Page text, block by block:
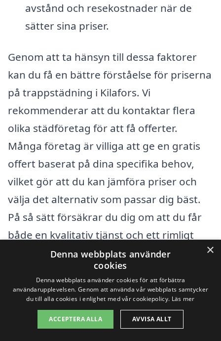
avstånd och resekostnader när de
sätter sina priser.
Genom att ta hänsyn till dessa faktorer
kan du få en bättre förståelse för priserna
på trappstädning i Kilafors. Vi
rekommenderar att du kontaktar flera
olika städföretag för att få offerter.
Många företag är villiga att ge en gratis
offert baserat på dina specifika behov,
vilket gör att du kan jämföra priser och
välja det alternativ som passar dig bäst.
På så sätt försäkrar du dig om att du får
både en kvalitativ tjänst och ett rimligt
pris för trappstädningen.
Få 3 erbjudanden, gratis och utan
×
Denna webbplats använder
cookies
Denna webbplats använder cookies för att förbättra
användarupplevelsen. Genom att använda vår webbplats samtycker
du till alla cookies i enlighet med vår cookiepolicy. Läs mer
ACCEPTERA ALLA AVVISA ALLT